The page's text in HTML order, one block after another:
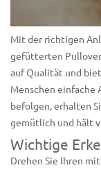
Mit der richtigen
gefütterten
auf Qualität und
Menschen einfache
befolgen, erhalten
gemütlich und hält
Wichtige
Drehen Sie Ihren